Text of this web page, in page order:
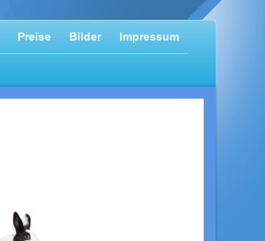
Preise Bilder Impressum